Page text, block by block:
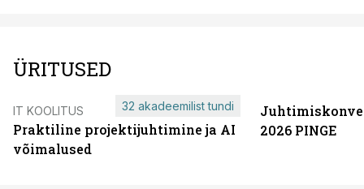
ÜRITUSED
IT KOOLITUS
Praktiline projektijuhtimine ja AI
võimalused
32 akadeemilist tundi
2026 PINGE